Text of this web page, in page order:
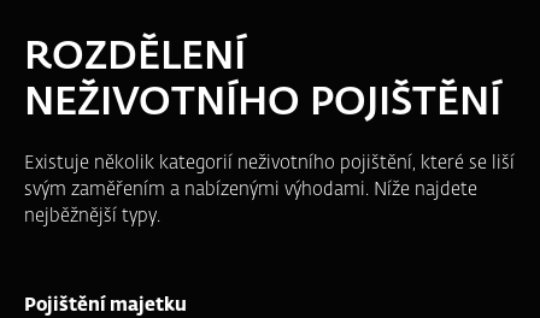
ROZDĚLENÍ
NEŽIVOTNÍHO POJIŠTĚNÍ
Existuje několik kategorií neživotního pojištění, které se liší
svým zaměřením a nabízenými výhodami. Níže najdete
nejběžnější typy.
Pojištění majetku